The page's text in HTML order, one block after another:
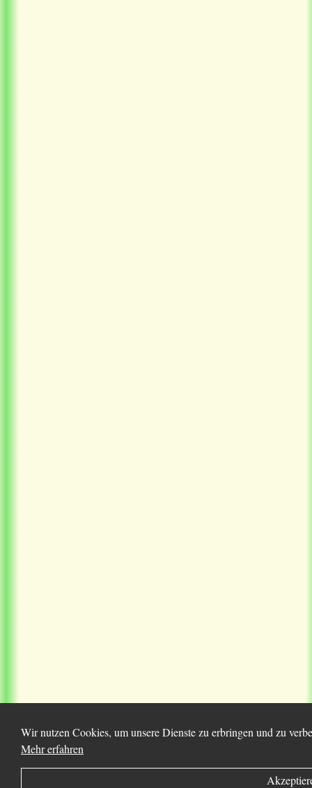
Wir nutzen Cookies, um unsere Dienste zu erbringen und zu
Mehr erfahren